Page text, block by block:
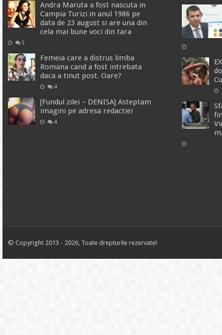
Andra Maruta a fost nascuta in
Campia Turizi in anul 1986 pe
data de 23 august si are una din
cela mai bune voci din tara
5
Femeia care a distrus limba
Romana cand a fost intrebata
daca a tinut post. Oare?
4
[Fundul zilei – DENISA] Asteptam
imagini pe adresa redactiei
4
© Copyright 2013 - 2026, Toate drepturile rezervate!